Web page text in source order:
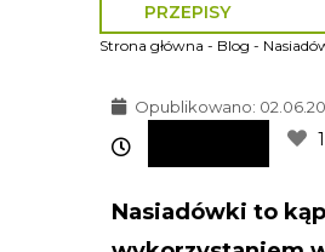
PRZEPISY
Strona główna - Blog -
Opublikowano:
1
Nasiadówki to